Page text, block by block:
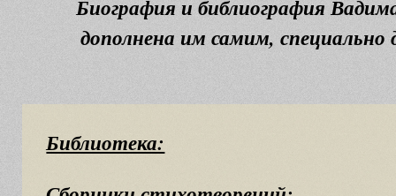
Биография и библиография
дополнена им самим, специально
Библиотека: